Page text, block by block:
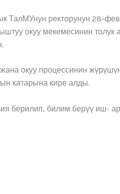
ректорунун 28-
окуу мекемесинин
окуу процессинин
катарына кире алды.
берилип, билим берүү иш-